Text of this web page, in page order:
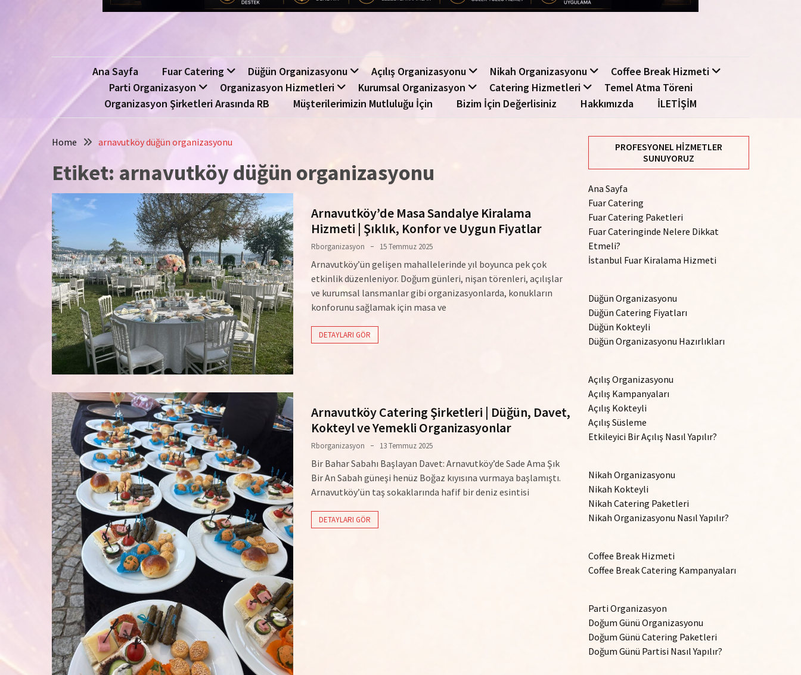
Ana Sayfa Fuar Catering Düğün Organizasyonu Açılış Organizasyonu Nikah Organizasyonu
Coffee Break Hizmeti
Parti Organizasyon
Organizasyon Hizmetleri Kurumsal Organizasyon Catering Hizmetleri
Temel Atma Töreni
Organizasyon Şirketleri Arasında RB
Müşterilerimizin Mutluluğu İçin Bizim İçin Değerlisiniz Hakkımızda İLETİŞİM
Home arnavutköy düğün organizasyonu
Etiket: arnavutköy düğün organizasyonu
Arnavutköy’de Masa Sandalye Kiralama
Hizmeti | Şıklık, Konfor ve Uygun Fiyatlar
Rborganizasyon 15 Temmuz 2025
Arnavutköy’ün gelişen mahallelerinde yıl boyunca pek çok
etkinlik düzenleniyor. Doğum günleri, nişan törenleri, açılışlar
ve kurumsal lansmanlar gibi organizasyonlarda, konukların
konforunu sağlamak için masa ve
DETAYLARI GÖR
Arnavutköy Catering Şirketleri | Düğün, Davet,
Kokteyl ve Yemekli Organizasyonlar
Rborganizasyon 13 Temmuz 2025
Bir Bahar Sabahı Başlayan Davet: Arnavutköy’de Sade Ama Şık
Bir An Sabah güneşi henüz Boğaz kıyısına vurmaya başlamıştı.
Arnavutköy’ün taş sokaklarında hafif bir deniz esintisi
DETAYLARI GÖR
PROFESYONEL HIZMETLER
SUNUYORUZ
Ana Sayfa
Fuar Catering
Fuar Catering Paketleri
Fuar Cateringinde Nelere Dikkat
Etmeli?
İstanbul Fuar Kiralama Hizmeti
Düğün Organizasyonu
Düğün Catering Fiyatları
Düğün Kokteyli
Düğün Organizasyonu Hazırlıkları
Açılış Organizasyonu
Açılış Kampanyaları
Açılış Kokteyli
Açılış Süsleme
Etkileyici Bir Açılış Nasıl Yapılır?
Nikah Organizasyonu
Nikah Kokteyli
Nikah Catering Paketleri
Nikah Organizasyonu Nasıl Yapılır?
Coffee Break Hizmeti
Coffee Break Catering Kampanyaları
Parti Organizasyon
Doğum Günü Organizasyonu
Doğum Günü Catering Paketleri
Doğum Günü Partisi Nasıl Yapılır?